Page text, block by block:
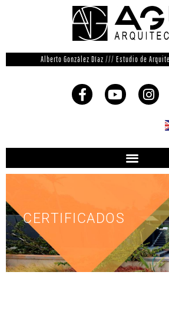
Alberto González Díaz /// Estudio de
CERTIFICADOS